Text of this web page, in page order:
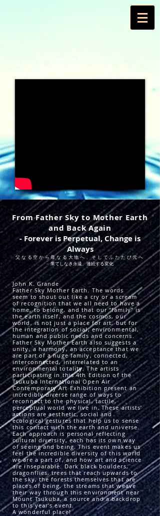
From Father Sky to Mother Earth
and Back Again
- Forever is Perpetual, Change is
Always
父なる空から母なる大地へ、そしてふたたび元へ
– 果てしなき永遠、連続する変化
John K. Grande
Father Sky Mother Earth. The words
seem to shout out like a cry or a scream
of recognition that we all need to have a
home, to belong, and that our “family” is
the earth itself, and the cosmos, our
world, is not just a place for art, but for
the integration of social, environmental,
human and public needs and concerns.
Father Sky Mother Earth also suggests a
unity, a harmony, an acceptance that we
are part of a huge family, connected,
interconnected, interrelated to an
environmental totality. The artists
participating in this 4th Edition of the
Tsukuba International Open Air
Contemporary Art Exhibition present an
incredibly diverse range of ways to
reconnect to the physical, tactile,
perceptual world we live in. These artists’
actions are aesthetic, social and
ecological gestures that help us to sense
this contact with the earth and universe.
Each approach is personal reflecting
cultural diversity, each has its own way
of seeing and being. This event makes us
feel the incredible diversity of this world
we are a part of, and how art and science
are inseparable. Dark black boulders,
dragonflies, trees that reach upwards to
the sky, the forests themselves that are
places of being, the streams that weave
their way through this environment near
Mount Tsukuba, a source and a backdrop
to this year’s event.
A wonderful place!